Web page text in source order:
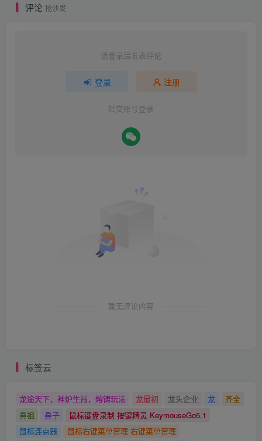
评论 抢沙发
请登录后发表评论
登录 注册
社交账号登录
暂无评论内容
标签云
龙途天下，神炉生肖，熔铸玩法 龙最初 龙头企业 龙
齐全
鼻祖
鼻子
鼠标键盘录制 按键精灵 KeymouseGo5.1
鼠标连点器
鼠标右键菜单管理 右键菜单管理